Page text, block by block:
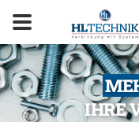
IHRE
Previous